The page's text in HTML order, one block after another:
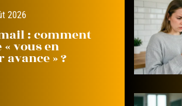
2026
: comment
« vous en
» ?